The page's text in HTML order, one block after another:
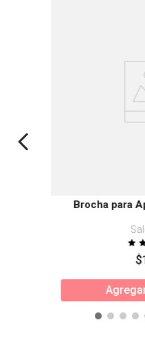
Brocha para
$